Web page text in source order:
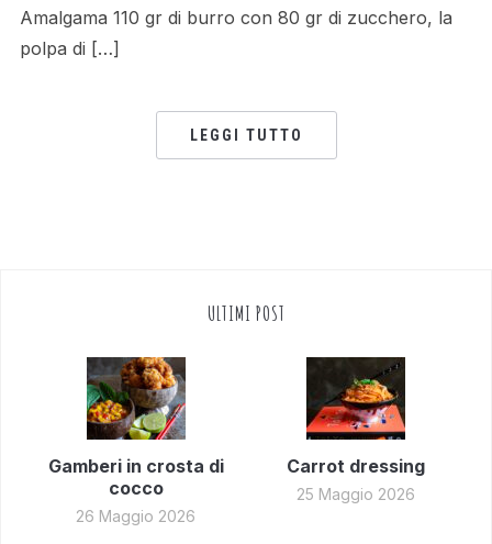
Amalgama 110 gr di burro con 80 gr di zucchero, la
polpa di […]
LEGGI TUTTO
ULTIMI POST
Gamberi in crosta di
cocco
26 Maggio 2026
Carrot dressing
25 Maggio 2026